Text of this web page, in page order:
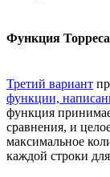
Функция Торреса
Третий вариант
функции,
функция
сравнения, и
максимальное
каждой строки